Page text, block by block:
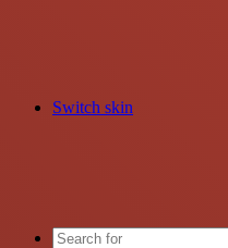
Switch skin